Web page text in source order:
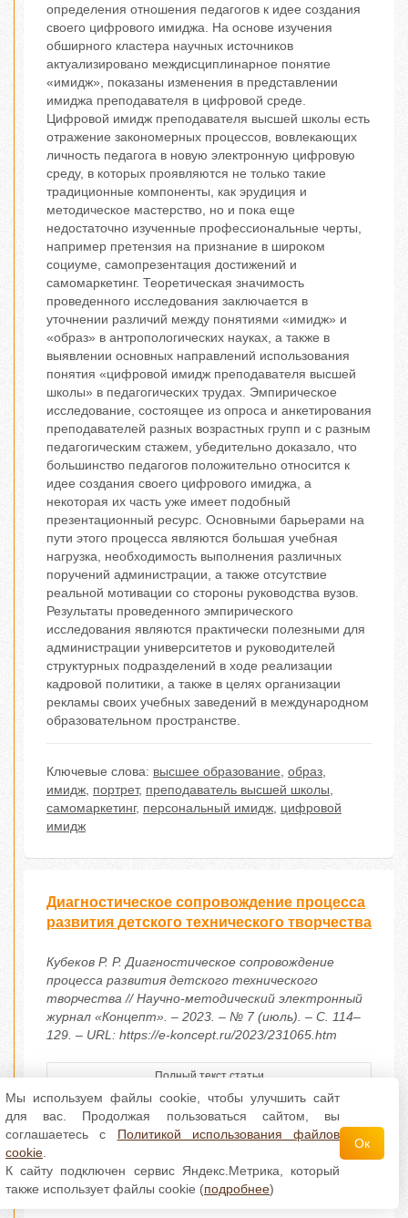
определения отношения педагогов к идее создания
своего цифрового имиджа. На основе изучения
обширного кластера научных источников
актуализировано междисциплинарное понятие
«имидж», показаны изменения в представлении
имиджа преподавателя в цифровой среде.
Цифровой имидж преподавателя высшей школы есть
отражение закономерных процессов, вовлекающих
личность педагога в новую электронную цифровую
среду, в которых проявляются не только такие
традиционные компоненты, как эрудиция и
методическое мастерство, но и пока еще
недостаточно изученные профессиональные черты,
например претензия на признание в широком
социуме, самопрезентация достижений и
самомаркетинг. Теоретическая значимость
проведенного исследования заключается в
уточнении различий между понятиями «имидж» и
«образ» в антропологических науках, а также в
выявлении основных направлений использования
понятия «цифровой имидж преподавателя высшей
школы» в педагогических трудах. Эмпирическое
исследование, состоящее из опроса и анкетирования
преподавателей разных возрастных групп и с разным
педагогическим стажем, убедительно доказало, что
большинство педагогов положительно относится к
идее создания своего цифрового имиджа, а
некоторая их часть уже имеет подобный
презентационный ресурс. Основными барьерами на
пути этого процесса являются большая учебная
нагрузка, необходимость выполнения различных
поручений администрации, а также отсутствие
реальной мотивации со стороны руководства вузов.
Результаты проведенного эмпирического
исследования являются практически полезными для
администрации университетов и руководителей
структурных подразделений в ходе реализации
кадровой политики, а также в целях организации
рекламы своих учебных заведений в международном
образовательном пространстве.
Ключевые слова: высшее образование, образ,
имидж, портрет, преподаватель высшей школы,
самомаркетинг, персональный имидж, цифровой
имидж
Диагностическое сопровождение процесса
развития детского технического творчества
Кубеков Р. Р. Диагностическое сопровождение
процесса развития детского технического
творчества // Научно-методический электронный
журнал «Концепт». – 2023. – № 7 (июль). – С. 114–
129. – URL: https://e-koncept.ru/2023/231065.htm
Полный текст статьи
Читать онлайн
ART 231065
Автор:
Р. Р. Кубеков Просмотров: 1486
Мы используем файлы cookie, чтобы улучшить сайт
для вас. Продолжая пользоваться сайтом, вы
соглашаетесь с Политикой использования файлов
cookie
К сайту подключен сервис Яндекс.Метрика, который
также использует файлы cookie (подробнее)
Ок